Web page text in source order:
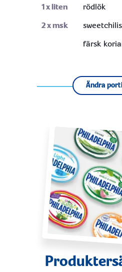
1x liten
rödlök
2x msk
färsk
Ändra